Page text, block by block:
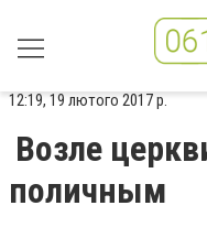
12:19, 19 лютого 2017 р.
Возле
поличным